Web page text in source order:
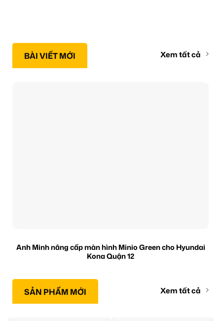
BÀI VIẾT MỚI Xem tất cả
Anh Minh nâng cấp màn hình Minio Green cho Hyundai
Kona Quận 12
SẢN PHẨM MỚI Xem tất cả